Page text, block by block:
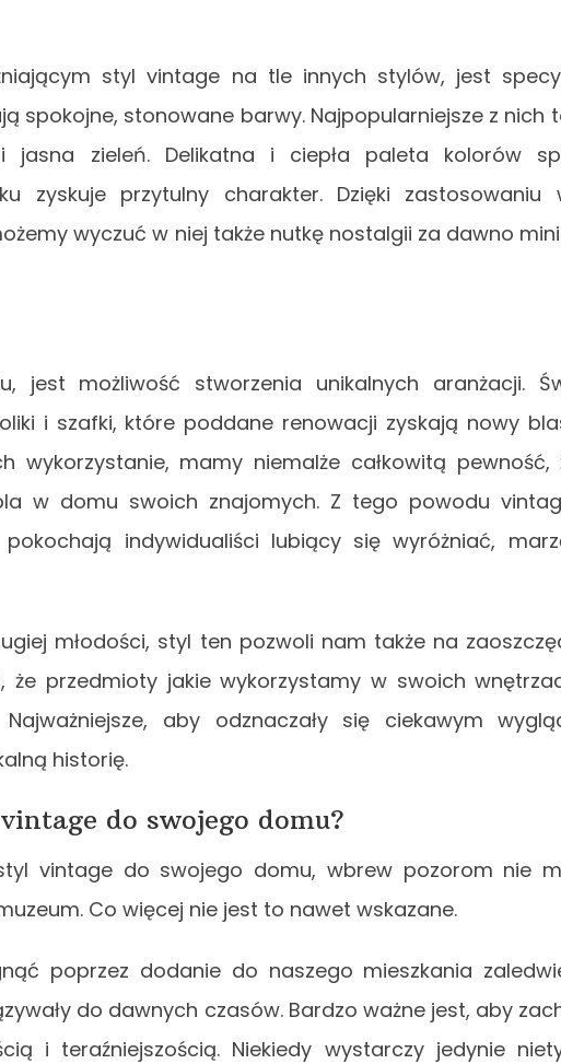
styl vintage na tle innych stylów, jest
spokojne, stonowane barwy. Najpopularniejsze z nich
jasna zieleń. Delikatna i ciepła paleta kolorów
zyskuje przytulny charakter. Dzięki zastosowaniu
wyczuć w niej także nutkę nostalgii za dawno
jest możliwość stworzenia unikalnych aranżacji.
i szafki, które poddane renowacji zyskają nowy
wykorzystanie, mamy niemalże całkowitą pewność,
w domu swoich znajomych. Z tego powodu
indywidualiści lubiący się wyróżniać,
młodości, styl ten pozwoli nam także na
że przedmioty jakie wykorzystamy w swoich
aby odznaczały się ciekawym
historię.
do swojego domu?
vintage do swojego domu, wbrew pozorom nie
Co więcej nie jest to nawet wskazane.
poprzez dodanie do naszego mieszkania
do dawnych czasów. Bardzo ważne jest, aby
i teraźniejszością. Niekiedy wystarczy jedynie